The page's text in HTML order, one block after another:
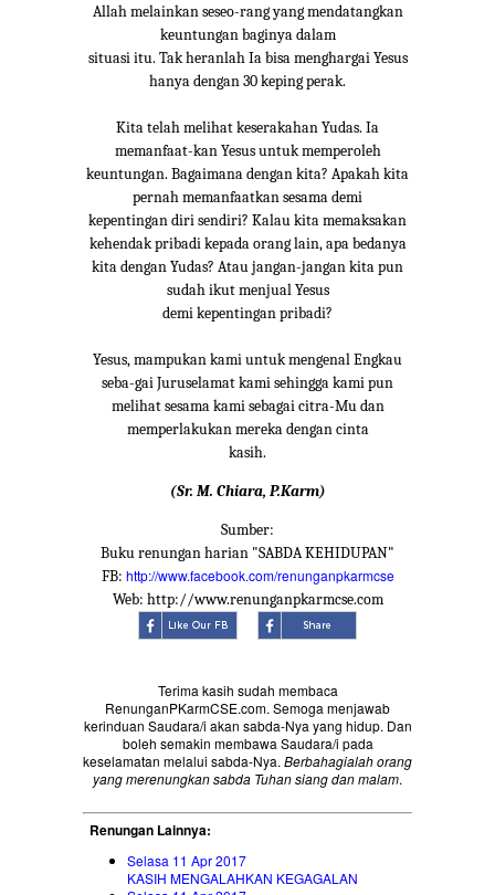
Allah melainkan seseo-rang yang mendatangkan
keuntungan baginya dalam
situasi itu. Tak heranlah Ia bisa menghargai Yesus
hanya dengan 30 keping perak.
Kita telah melihat keserakahan Yudas. Ia
memanfaat-kan Yesus untuk memperoleh
keuntungan. Bagaimana dengan kita? Apakah kita
pernah memanfaatkan sesama demi
kepentingan diri sendiri? Kalau kita memaksakan
kehendak pribadi kepada orang lain, apa bedanya
kita dengan Yudas? Atau jangan-jangan kita pun
sudah ikut menjual Yesus
demi kepentingan pribadi?
Yesus, mampukan kami untuk mengenal Engkau
seba-gai Juruselamat kami sehingga kami pun
melihat sesama kami sebagai citra-Mu dan
memperlakukan mereka dengan cinta
kasih.
(Sr. M. Chiara, P.Karm)
Sumber:
Buku renungan harian "SABDA KEHIDUPAN"
FB: http://www.facebook.com/renunganpkarmcse
Web: http://www.renunganpkarmcse.com
Terima kasih sudah membaca
RenunganPKarmCSE.com. Semoga menjawab
kerinduan Saudara/i akan sabda-Nya yang hidup. Dan
boleh semakin membawa Saudara/i pada
keselamatan melalui sabda-Nya. Berbahagialah orang
yang merenungkan sabda Tuhan siang dan malam.
Renungan Lainnya:
Selasa 11 Apr 2017
KASIH MENGALAHKAN KEGAGALAN